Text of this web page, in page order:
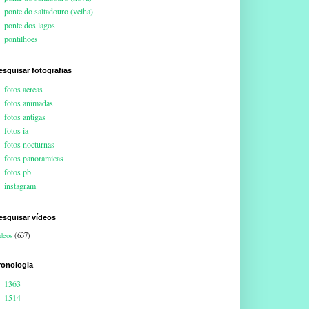
ponte do saltadouro (velha)
ponte dos lagos
pontilhoes
fotografias
fotos aereas
fotos animadas
fotos antigas
fotos ia
fotos nocturnas
fotos panoramicas
fotos pb
instagram
vídeos
(637)
1363
1514